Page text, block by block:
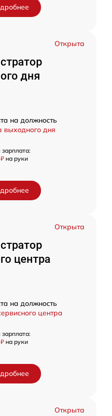
Открыта
дня
на должность
выходного дня
на руки
Открыта
центра
на должность
центра
на руки
Открыта